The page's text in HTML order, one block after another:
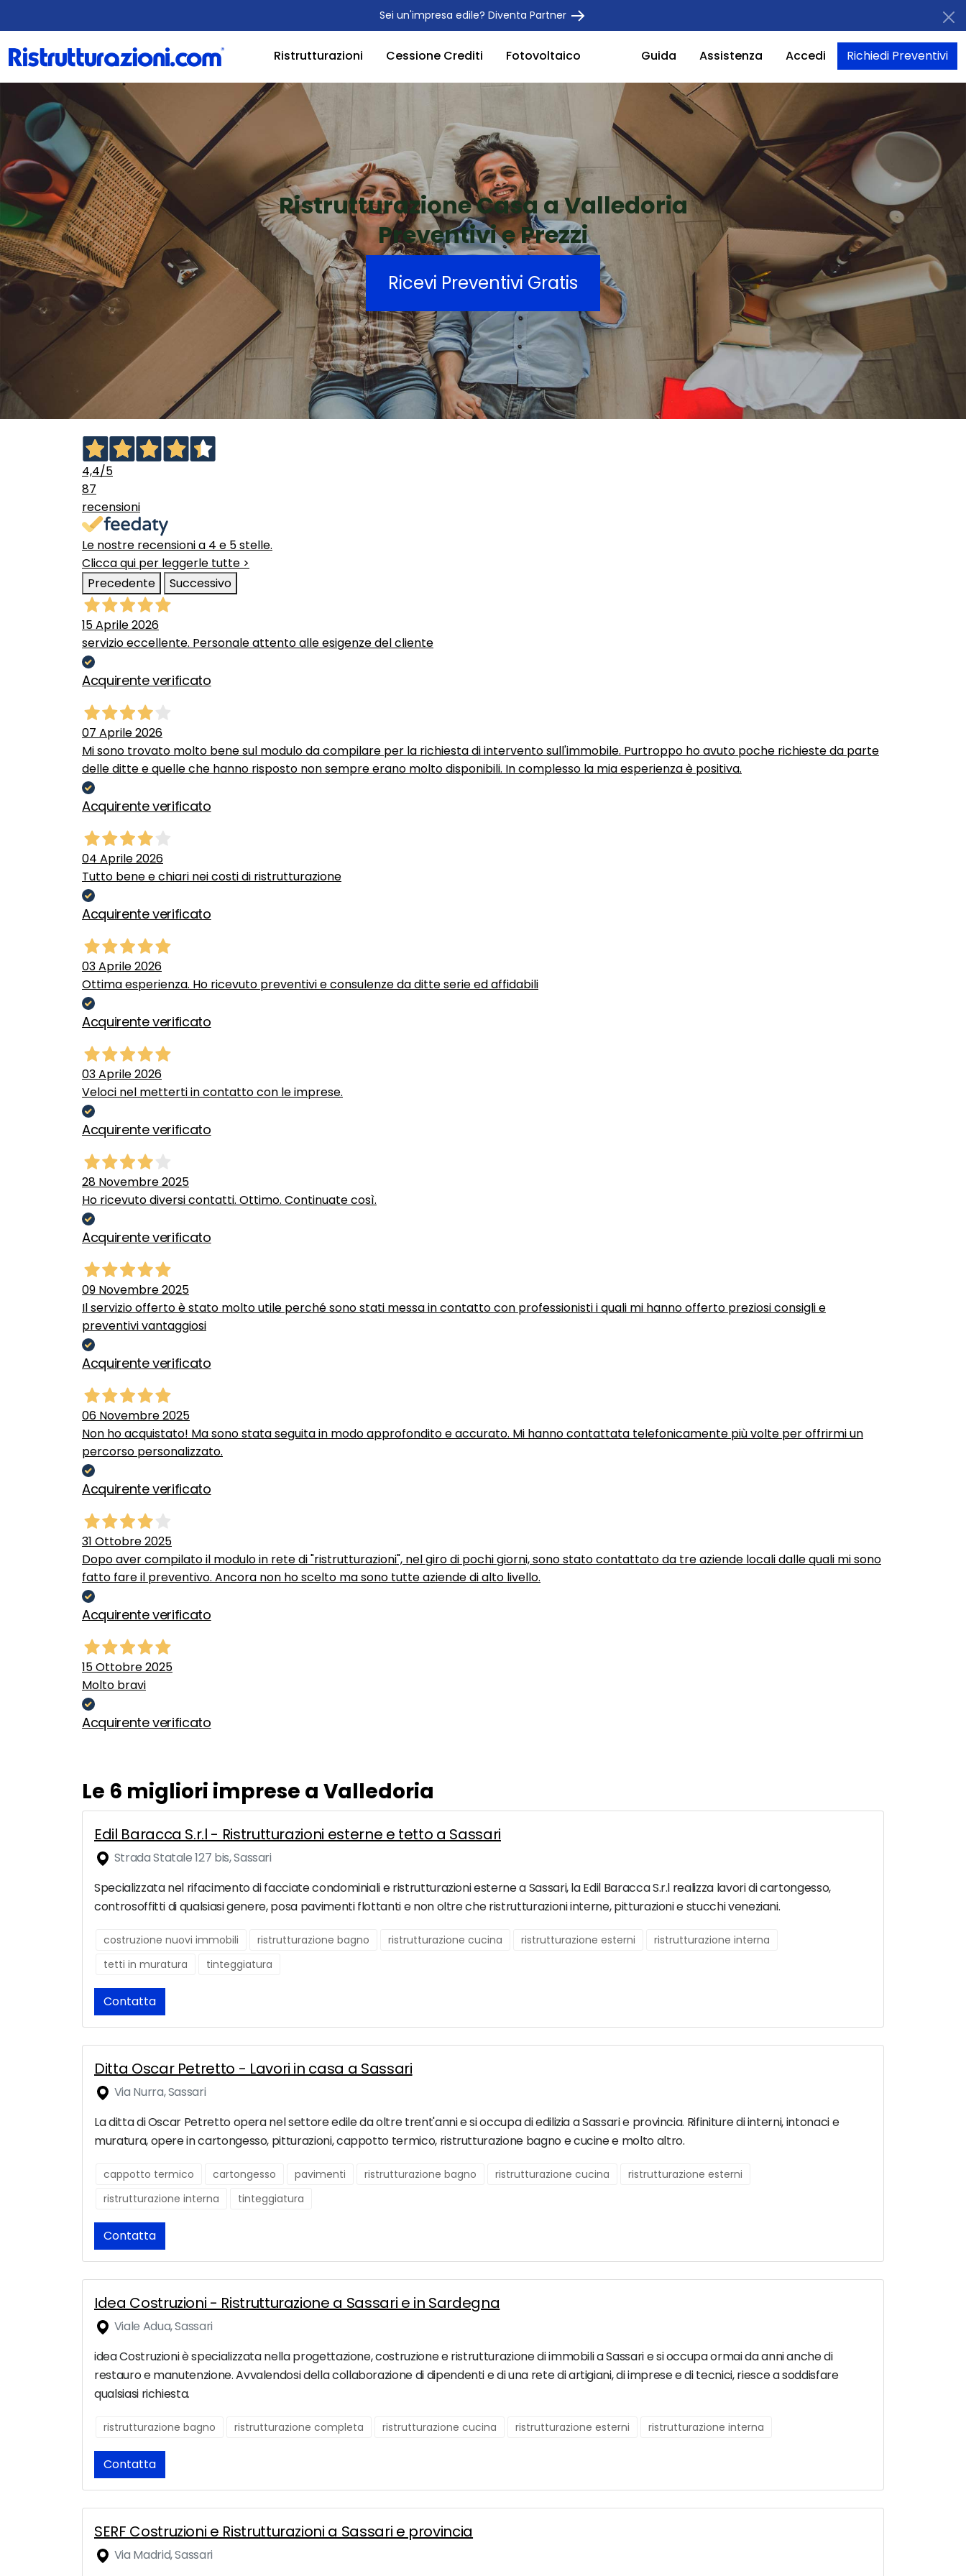
Sei un'impresa edile? Diventa Partner
Ristrutturazioni Cessione Crediti Fotovoltaico Guida Assistenza Accedi Richiedi Preventivi
Ristrutturazione Casa a Valledoria
Preventivi e Prezzi
Ricevi Preventivi Gratis
4,4/5
87
recensioni
Le nostre recensioni a 4 e 5 stelle.
Clicca qui per leggerle tutte >
Precedente
Successivo
15 Aprile 2026
servizio eccellente. Personale attento alle esigenze del cliente
Acquirente verificato
07 Aprile 2026
Mi sono trovato molto bene sul modulo da compilare per la richiesta di intervento sull'immobile. Purtroppo ho avuto poche richieste da parte
delle ditte e quelle che hanno risposto non sempre erano molto disponibili. In complesso la mia esperienza è positiva.
Acquirente verificato
04 Aprile 2026
Tutto bene e chiari nei costi di ristrutturazione
Acquirente verificato
03 Aprile 2026
Ottima esperienza. Ho ricevuto preventivi e consulenze da ditte serie ed affidabili
Acquirente verificato
03 Aprile 2026
Veloci nel metterti in contatto con le imprese.
Acquirente verificato
28 Novembre 2025
Ho ricevuto diversi contatti. Ottimo. Continuate così.
Acquirente verificato
09 Novembre 2025
Il servizio offerto è stato molto utile perché sono stati messa in contatto con professionisti i quali mi hanno offerto preziosi consigli e
preventivi vantaggiosi
Acquirente verificato
06 Novembre 2025
Non ho acquistato! Ma sono stata seguita in modo approfondito e accurato. Mi hanno contattata telefonicamente più volte per offrirmi un
percorso personalizzato.
Acquirente verificato
31 Ottobre 2025
Dopo aver compilato il modulo in rete di "ristrutturazioni", nel giro di pochi giorni, sono stato contattato da tre aziende locali dalle quali mi sono
fatto fare il preventivo. Ancora non ho scelto ma sono tutte aziende di alto livello.
Acquirente verificato
15 Ottobre 2025
Molto bravi
Acquirente verificato
Le 6 migliori imprese a Valledoria
Edil Baracca S.r.l - Ristrutturazioni esterne e tetto a Sassari
Strada Statale 127 bis, Sassari
Specializzata nel rifacimento di facciate condominiali e ristrutturazioni esterne a Sassari, la Edil Baracca S.r.l realizza lavori di cartongesso,
controsoffitti di qualsiasi genere, posa pavimenti flottanti e non oltre che ristrutturazioni interne, pitturazioni e stucchi veneziani.
costruzione nuovi immobili ristrutturazione bagno ristrutturazione cucina ristrutturazione esterni
ristrutturazione interna
tetti in muratura
tinteggiatura
Contatta
Ditta Oscar Petretto - Lavori in casa a Sassari
Via Nurra, Sassari
La ditta di Oscar Petretto opera nel settore edile da oltre trent'anni e si occupa di edilizia a Sassari e provincia. Rifiniture di interni, intonaci e
muratura, opere in cartongesso, pitturazioni, cappotto termico, ristrutturazione bagno e cucine e molto altro.
cappotto termico cartongesso pavimenti ristrutturazione bagno ristrutturazione cucina
ristrutturazione esterni
ristrutturazione interna
tinteggiatura
Contatta
Idea Costruzioni - Ristrutturazione a Sassari e in Sardegna
Viale Adua, Sassari
idea Costruzioni è specializzata nella progettazione, costruzione e ristrutturazione di immobili a Sassari e si occupa ormai da anni anche di
restauro e manutenzione. Avvalendosi della collaborazione di dipendenti e di una rete di artigiani, di imprese e di tecnici, riesce a soddisfare
qualsiasi richiesta.
ristrutturazione bagno ristrutturazione completa ristrutturazione cucina ristrutturazione esterni ristrutturazione interna
Contatta
SERF Costruzioni e Ristrutturazioni a Sassari e provincia
Via Madrid, Sassari